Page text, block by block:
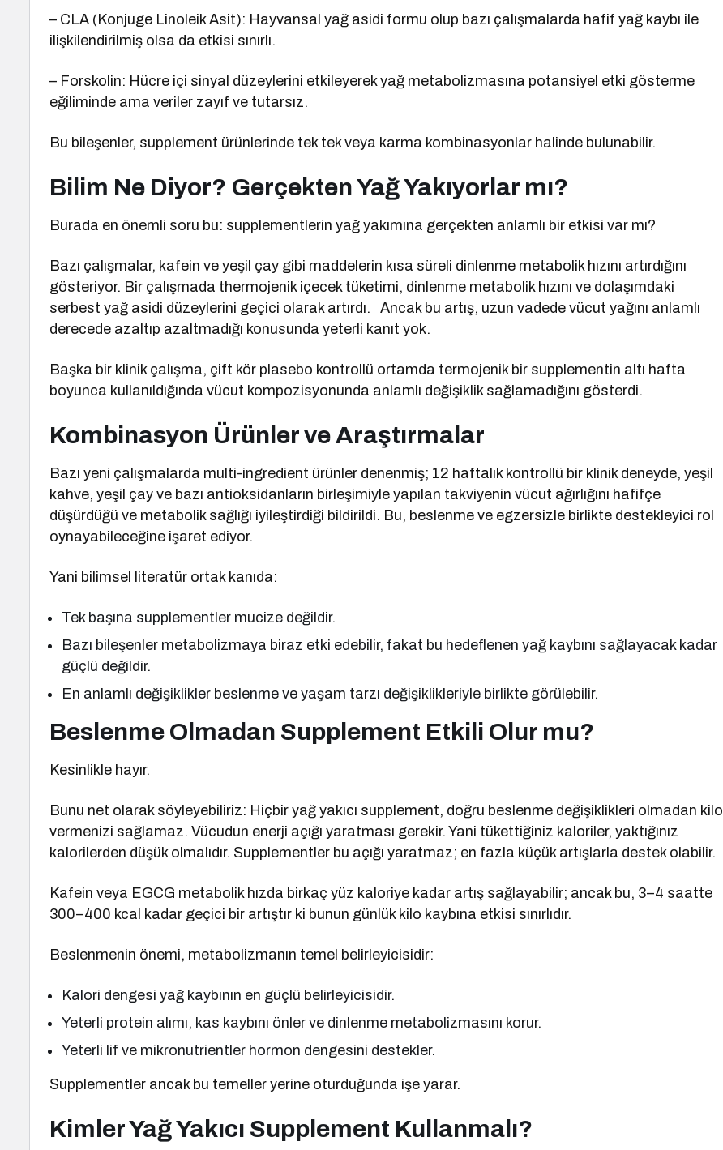
– CLA (Konjuge Linoleik Asit): Hayvansal yağ asidi formu olup bazı çalışmalarda hafif yağ kaybı ile
ilişkilendirilmiş olsa da etkisi sınırlı.
– Forskolin: Hücre içi sinyal düzeylerini etkileyerek yağ metabolizmasına potansiyel etki gösterme
eğiliminde ama veriler zayıf ve tutarsız.
Bu bileşenler, supplement ürünlerinde tek tek veya karma kombinasyonlar halinde bulunabilir.
Bilim Ne Diyor? Gerçekten Yağ Yakıyorlar mı?
Burada en önemli soru bu: supplementlerin yağ yakımına gerçekten anlamlı bir etkisi var mı?
Bazı çalışmalar, kafein ve yeşil çay gibi maddelerin kısa süreli dinlenme metabolik hızını artırdığını
gösteriyor. Bir çalışmada thermojenik içecek tüketimi, dinlenme metabolik hızını ve dolaşımdaki
serbest yağ asidi düzeylerini geçici olarak artırdı.
Ancak bu artış, uzun vadede vücut yağını anlamlı
derecede azaltıp azaltmadığı konusunda yeterli kanıt yok.
Başka bir klinik çalışma, çift kör plasebo kontrollü ortamda termojenik bir supplementin altı hafta
boyunca kullanıldığında vücut kompozisyonunda anlamlı değişiklik sağlamadığını gösterdi.
Kombinasyon Ürünler ve Araştırmalar
Bazı yeni çalışmalarda multi-ingredient ürünler denenmiş; 12 haftalık kontrollü bir klinik deneyde, yeşil
kahve, yeşil çay ve bazı antioksidanların birleşimiyle yapılan takviyenin vücut ağırlığını hafifçe
düşürdüğü ve metabolik sağlığı iyileştirdiği bildirildi. Bu, beslenme ve egzersizle birlikte destekleyici rol
oynayabileceğine işaret ediyor.
Yani bilimsel literatür ortak kanıda:
Tek başına supplementler mucize değildir.
Bazı bileşenler metabolizmaya biraz etki edebilir, fakat bu hedeflenen yağ kaybını sağlayacak kadar
güçlü değildir.
En anlamlı değişiklikler beslenme ve yaşam tarzı değişiklikleriyle birlikte görülebilir.
Beslenme Olmadan Supplement Etkili Olur mu?
Kesinlikle hayır.
Bunu net olarak söyleyebiliriz: Hiçbir yağ yakıcı supplement, doğru beslenme değişiklikleri olmadan kilo
vermenizi sağlamaz. Vücudun enerji açığı yaratması gerekir. Yani tükettiğiniz kaloriler, yaktığınız
kalorilerden düşük olmalıdır. Supplementler bu açığı yaratmaz; en fazla küçük artışlarla destek olabilir.
Kafein veya EGCG metabolik hızda birkaç yüz kaloriye kadar artış sağlayabilir; ancak bu, 3–4 saatte
300–400 kcal kadar geçici bir artıştır ki bunun günlük kilo kaybına etkisi sınırlıdır.
Beslenmenin önemi, metabolizmanın temel belirleyicisidir:
Kalori dengesi yağ kaybının en güçlü belirleyicisidir.
Yeterli protein alımı, kas kaybını önler ve dinlenme metabolizmasını korur.
Yeterli lif ve mikronutrientler hormon dengesini destekler.
Supplementler ancak bu temeller yerine oturduğunda işe yarar.
Kimler Yağ Yakıcı Supplement Kullanmalı?